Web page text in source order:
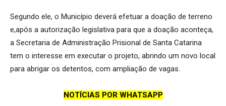
Segundo ele, o Município deverá efetuar a doação de terreno
e,após a autorização legislativa para que a doação aconteça,
a Secretaria de Administração Prisional de Santa Catarina
tem o interesse em executar o projeto, abrindo um novo local
para abrigar os detentos, com ampliação de vagas.
NOTÍCIAS POR WHATSAPP